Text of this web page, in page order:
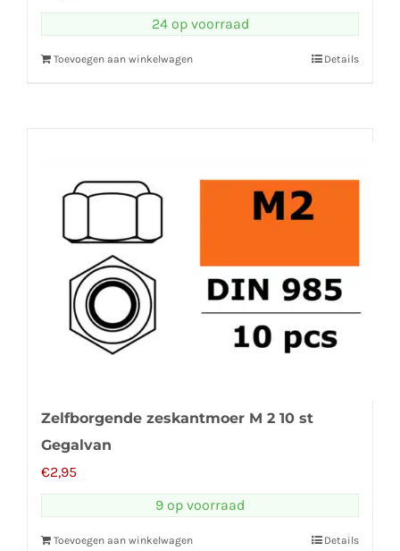
24 op voorraad
Toevoegen aan winkelwagen Details
Zelfborgende zeskantmoer M 2 10 st
Gegalvan
€2,95
9 op voorraad
Toevoegen aan winkelwagen Details